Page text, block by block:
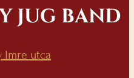
JUG BAND
Imre utca